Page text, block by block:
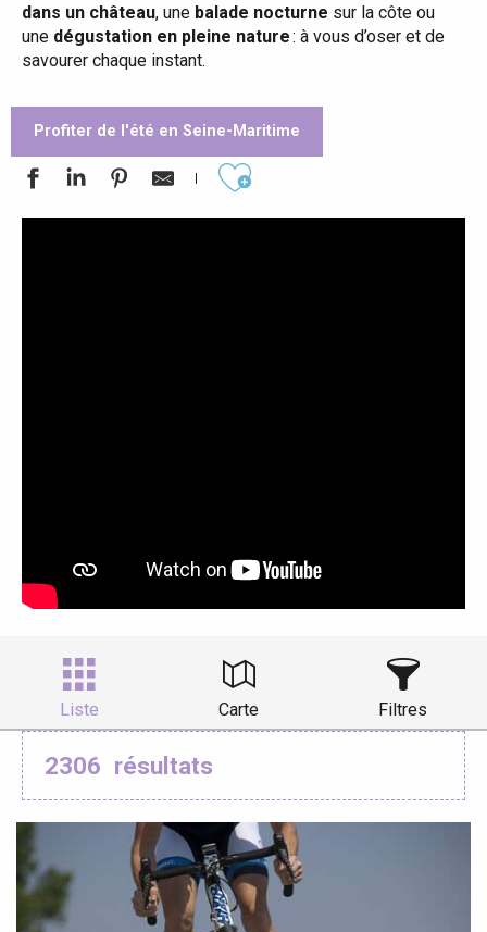
dans un château, une balade nocturne sur la côte ou
une dégustation en pleine nature: à vous d’oser et de
savourer chaque instant.
Profiter de l'été en Seine-Maritime
Ajouter aux favoris
Liste Carte Filtres
2306 résultats